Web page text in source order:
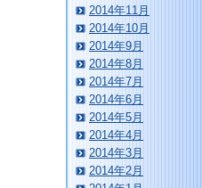
2014年11月
2014年10月
2014年9月
2014年8月
2014年7月
2014年6月
2014年5月
2014年4月
2014年3月
2014年2月